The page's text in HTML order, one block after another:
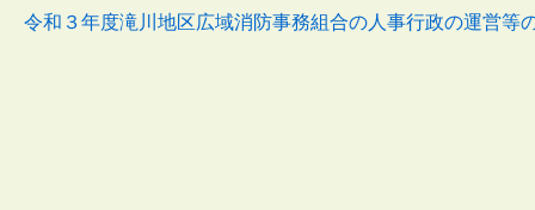
令和３年度滝川地区広域消防事務組合の人事行政の運営等